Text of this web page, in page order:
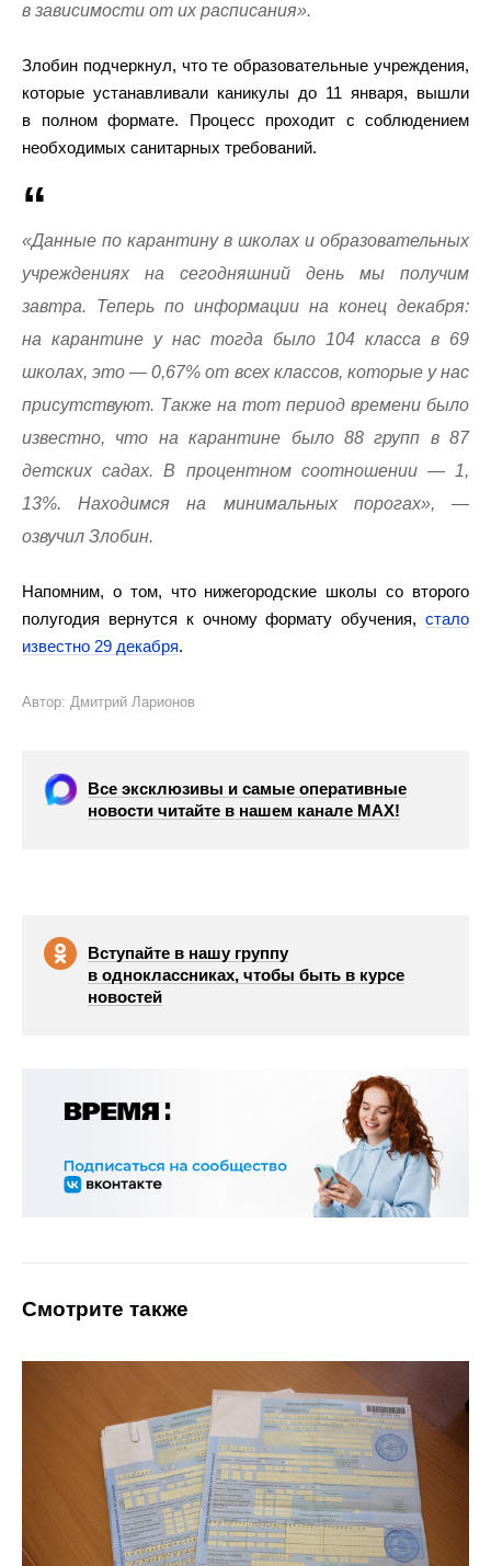
в зависимости от их расписания».
Злобин подчеркнул, что те образовательные учреждения,
которые устанавливали каникулы до 11 января, вышли
в полном формате. Процесс проходит с соблюдением
необходимых санитарных требований.
«Данные по карантину в школах и образовательных
учреждениях на сегодняшний день мы получим
завтра. Теперь по информации на конец декабря:
на карантине у нас тогда было 104 класса в 69
школах, это — 0,67% от всех классов, которые у нас
присутствуют. Также на тот период времени было
известно, что на карантине было 88 групп в 87
детских садах. В процентном соотношении — 1,
13%. Находимся на минимальных порогах», —
озвучил Злобин.
Напомним, о том, что нижегородские школы со второго
полугодия вернутся к очному формату обучения, стало
известно 29 декабря.
Автор: Дмитрий Ларионов
Все эксклюзивы и самые оперативные
новости читайте в нашем канале МАХ!
Вступайте в нашу группу
в одноклассниках, чтобы быть в курсе
новостей
Смотрите также